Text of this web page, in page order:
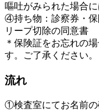
嘔吐がみられた場合に
④持ち物：診察券・保
リープ切除の同意書
＊保険証をお忘れの
す。ご了承ください。
流れ
①検査室にてお名前の